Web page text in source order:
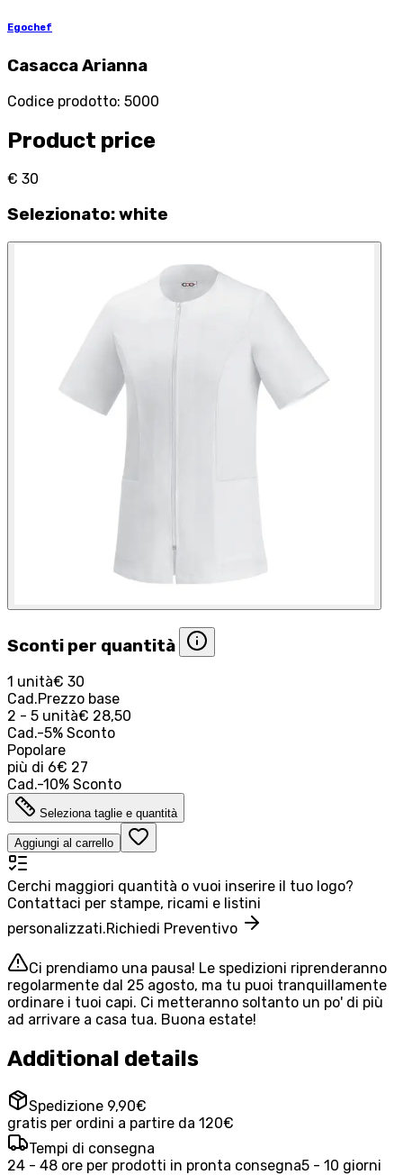
Egochef
Casacca Arianna
Codice prodotto: 5000
Product price
€ 30
Selezionato:white
Sconti per quantità
1 unità€ 30
Cad.Prezzo base
2 - 5 unità€ 28,50
Cad.-5% Sconto
Popolare
più di 6€ 27
Cad.-10% Sconto
Seleziona taglie e quantità
Aggiungi al carrello
Cerchi maggiori quantità o vuoi inserire il tuo logo?
Contattaci per stampe, ricami e listini
personalizzati.Richiedi Preventivo
Ci prendiamo una pausa! Le spedizioni riprenderanno
regolarmente dal 25 agosto, ma tu puoi tranquillamente
ordinare i tuoi capi. Ci metteranno soltanto un po' di più
ad arrivare a casa tua. Buona estate!
Additional details
Spedizione 9,90€
gratis per ordini a partire da 120€
Tempi di consegna
24 - 48 ore per prodotti in pronta consegna5 - 10 giorni